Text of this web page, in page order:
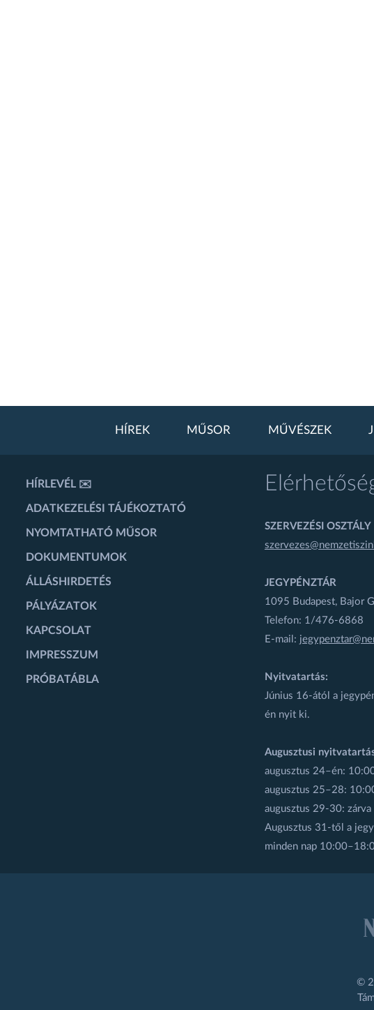
HÍREK MŰSOR MŰVÉSZEK
HÍRLEVÉL ✉️
ADATKEZELÉSI TÁJÉKOZTATÓ
NYOMTATHATÓ MŰSOR
DOKUMENTUMOK
ÁLLÁSHIRDETÉS
PÁLYÁZATOK
KAPCSOLAT
IMPRESSZUM
PRÓBATÁBLA
SZERVEZÉSI OSZTÁLY
JEGYPÉNZTÁR
1095 Budapest, Bajor
Telefon: 1/476-6868
E-mail:
Nyitvatartás:
Június 16-ától a
én nyit ki.
Augusztusi
augusztus 24–én:
augusztus 25–28:
augusztus 29-30: zárva
Augusztus 31-től a
minden nap
©